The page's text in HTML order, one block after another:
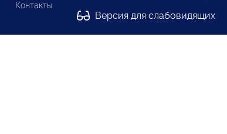
Контакты
Версия для слабовидящих